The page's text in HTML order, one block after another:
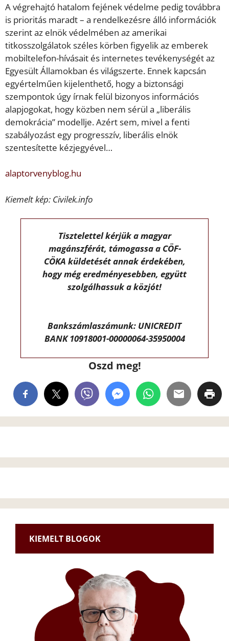
A végrehajtó hatalom fejének védelme pedig továbbra
is prioritás maradt – a rendelkezésre álló információk
szerint az elnök védelmében az amerikai
titkosszolgálatok széles körben figyelik az emberek
mobiltelefon-hívásait és internetes tevékenységét az
Egyesült Államokban és világszerte. Ennek kapcsán
egyértelműen kijelenthető, hogy a biztonsági
szempontok úgy írnak felül bizonyos információs
alapjogokat, hogy közben nem sérül a „liberális
demokrácia” modellje. Azért sem, mivel a fenti
szabályozást egy progresszív, liberális elnök
szentesítette kézjegyével…
alaptorvenyblog.hu
Kiemelt kép: Civilek.info
Tisztelettel kérjük a magyar
magánszférát, támogassa a CÖF-
CÖKA küldetését annak érdekében,
hogy még eredményesebben, együtt
szolgálhassuk a közjót!
Bankszámlaszámunk: UNICREDIT
BANK 10918001-00000064-35950004
Oszd meg!
KIEMELT BLOGOK